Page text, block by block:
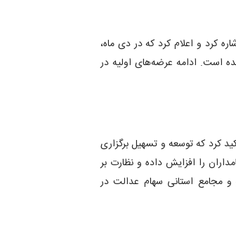
جعفری همچنین به انجام ۲۳ عرضه اولیه تا پایان بهمن ماه ۱۴۰۳ اشاره کرد و اعلام کرد که در دی ماه،
است. ادامه عرضه‌های اولیه در
مجمع در سال ۱۴۰۳ برگزار شد و تأکید کرد که توسعه و تسهیل برگزاری
را افزایش داده و نظارت بر
و مجامع استانی سهام عدالت در